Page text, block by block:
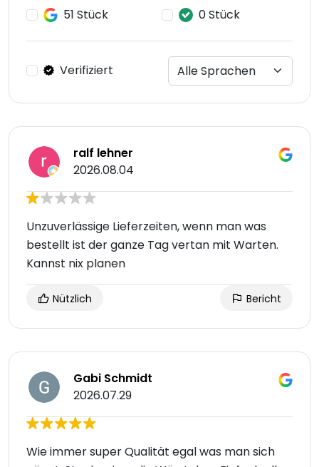
51 Stück
0 Stück
Verifiziert
ralf lehner
2026.08.04
Unzuverlässige Lieferzeiten, wenn man was
bestellt ist der ganze Tag vertan mit Warten.
Kannst nix planen
Nützlich Bericht
Gabi Schmidt
2026.07.29
Wie immer super Qualität egal was man sich